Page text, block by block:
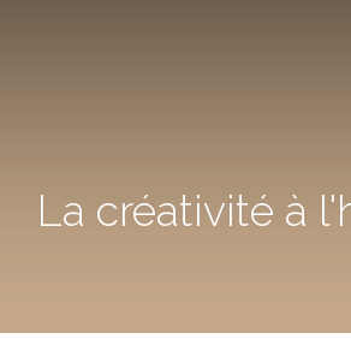
La créativité à